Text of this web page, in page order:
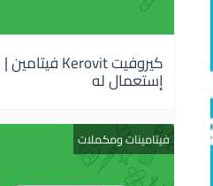
إستعمال له
فيتامينات ومكملات